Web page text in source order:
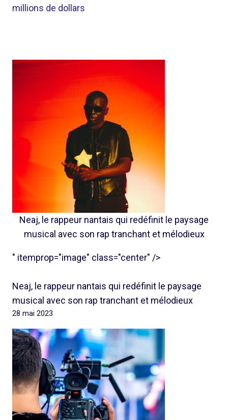
millions de dollars
Neaj, le rappeur nantais qui redéfinit le paysage
musical avec son rap tranchant et mélodieux
" itemprop="image" class="center" />
Neaj, le rappeur nantais qui redéfinit le paysage
musical avec son rap tranchant et mélodieux
28 mai 2023